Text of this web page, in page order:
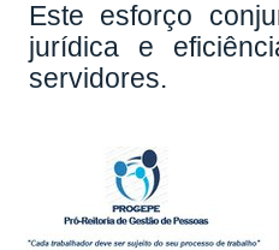
Este esforço
jurídica e
servidores.